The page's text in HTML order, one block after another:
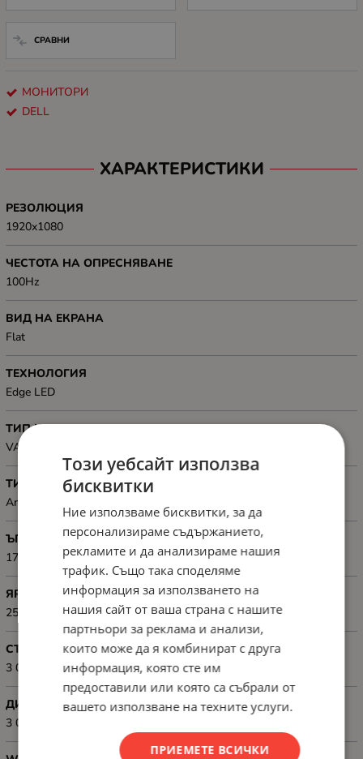
СРАВНИ
МОНИТОРИ
DELL
ХАРАКТЕРИСТИКИ
РЕЗОЛЮЦИЯ
1920x1080
ЧЕСТОТА НА ОПРЕСНЯВАНЕ
100Hz
ВИД НА ЕКРАНА
Flat
ТЕХНОЛОГИЯ
Edge LED
ТИП НА МАТРИЦАТА
VA
ТИП НА ДИСПЛЕЯ
Anti-Glare
ЪГЪЛ НА ВИДИМОСТ
178° / 178°
ЯРКОСТ
250cd/m2
СТАТИЧЕН КОНТРАСТ
3 000:1
ДИНАМИЧЕН КОНТРАСТ
3 000:1
Този уебсайт използва
бисквитки
Ние използваме бисквитки, за да
персонализираме съдържанието,
рекламите и да анализираме нашия
трафик. Също така споделяме
информация за използването на
нашия сайт от ваша страна с нашите
партньори за реклама и анализи,
които може да я комбинират с друга
информация, която сте им
предоставили или която са събрали от
вашето използване на техните услуги.
ПРИЕМЕТЕ ВСИЧКИ